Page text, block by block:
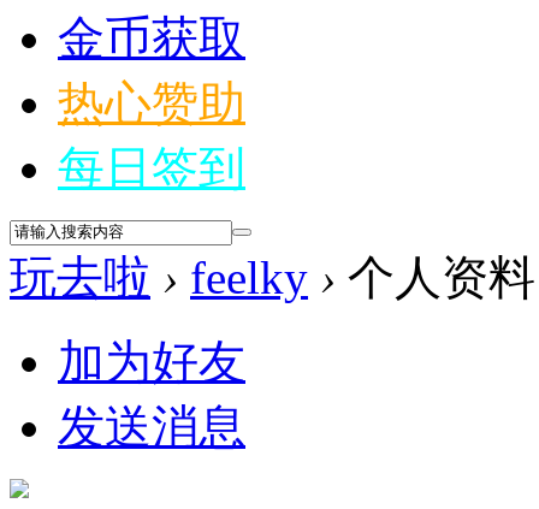
金币获取
热心赞助
每日签到
玩去啦 › feelky › 个人资料
加为好友
发送消息